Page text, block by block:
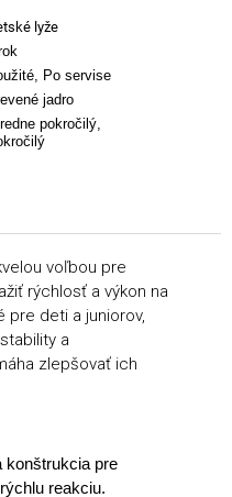
lyže
Po servise
jadro
pokročilý,
voľbou pre
rýchlosť a výkon na
pre deti a juniorov,
a
zlepšovať ich
konštrukcia pre
reakciu.